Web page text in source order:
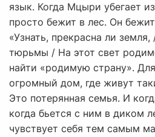
язык. Когда Мцыри убегает
просто бежит в лес. Он
«Узнать, прекрасна ли
тюрьмы / На этот свет
найти «родимую страну».
огромный дом, где живут
Это потерянная семья. И
когда бьется с ним в диком
чувствует себя тем самым